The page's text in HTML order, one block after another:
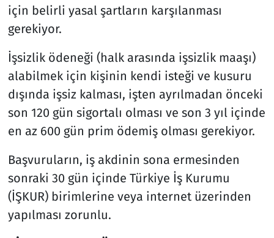
için belirli yasal şartların karşılanması
gerekiyor.
İşsizlik ödeneği (halk arasında işsizlik maaşı)
alabilmek için kişinin kendi isteği ve kusuru
dışında işsiz kalması, işten ayrılmadan önceki
son 120 gün sigortalı olması ve son 3 yıl içinde
en az 600 gün prim ödemiş olması gerekiyor.
Başvuruların, iş akdinin sona ermesinden
sonraki 30 gün içinde Türkiye İş Kurumu
(İŞKUR) birimlerine veya internet üzerinden
yapılması zorunlu.